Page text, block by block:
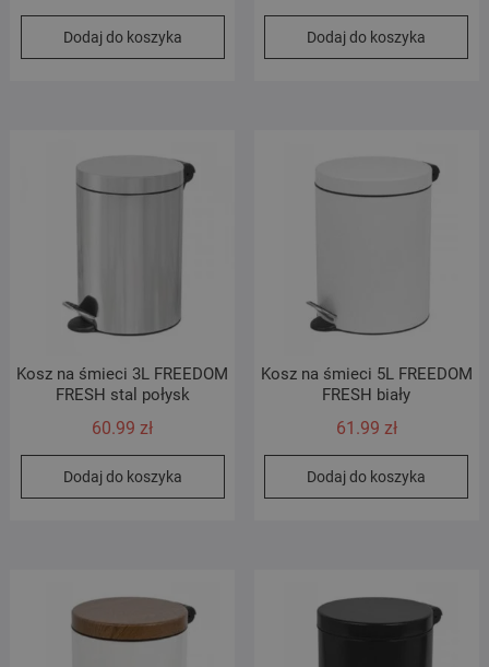
Dodaj do koszyka Dodaj do koszyka
Kosz na śmieci 3L FREEDOM
FRESH stal połysk
60.99 zł
Dodaj do koszyka
Kosz na śmieci 5L FREEDOM
FRESH biały
61.99 zł
Dodaj do koszyka